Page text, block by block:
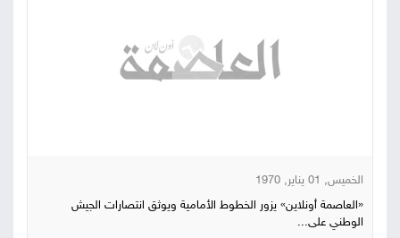
الخميس, 01 يناير, 1970
«العاصمة أونلاين» يزور الخطوط الأمامية ويوثق انتصارات الجيش
الوطني على...